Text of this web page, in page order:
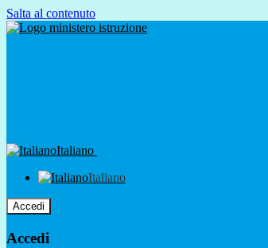
Salta al contenuto
Italiano
Italiano
Accedi
Accedi